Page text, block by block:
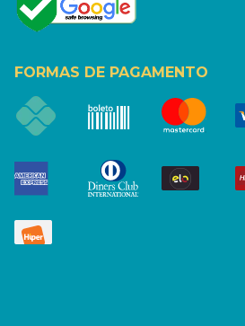
FORMAS DE PAGAMENTO